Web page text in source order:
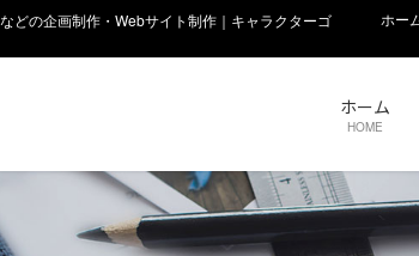
どの企画制作・Webサイト制作｜キャラクターゴ
ホー
ホーム
HOME